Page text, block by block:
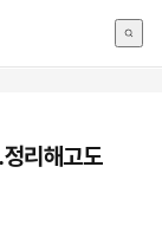
리해고도